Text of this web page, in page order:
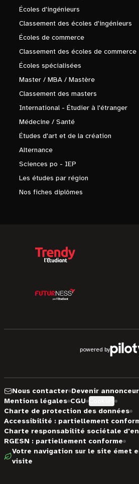
Écoles d'ingénieurs
Classement des écoles d'ingénieurs
Écoles de commerce
Classement des écoles de commerce
Écoles spécialisées
Master / MBA / Mastère
Classement des masters
International - Étudier à l'étranger
Médecine / Santé
Études d'art et de la création
Alternance
Sciences po - IEP
Les études par région
Nos fiches diplômes
powered by
Nous contacter Devenir annonceur
Mentions légales CGU
Charte de protection des données
Accessibilité : partiellement
Charte responsabilité sociétale
RGESN : partiellement conforme
Votre navigation sur le site émet
visite